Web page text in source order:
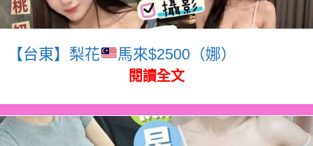
【台東】梨花 馬來$2500（娜）
閱讀全文